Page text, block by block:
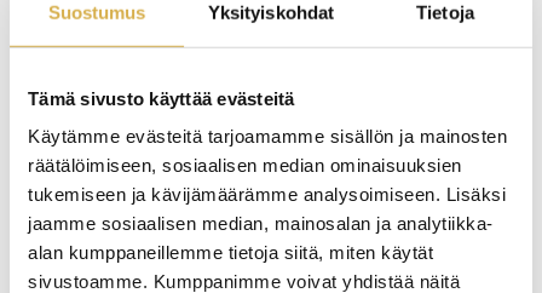
Suostumus Yksityiskohdat Tietoja
Tämä sivusto käyttää evästeitä
Käytämme evästeitä tarjoamamme sisällön ja mainosten
räätälöimiseen, sosiaalisen median ominaisuuksien
tukemiseen ja kävijämäärämme analysoimiseen. Lisäksi
jaamme sosiaalisen median, mainosalan ja analytiikka-
alan kumppaneillemme tietoja siitä, miten käytät
sivustoamme. Kumppanimme voivat yhdistää näitä
Hankkeessa tuotettu opas Careerian ammatillisiin
koulutuksiin:
https://careeria.fi/wp-content/uploads/2023/03/Opas-
Careerian-ammatillisiin-tutkintoihin.pdf